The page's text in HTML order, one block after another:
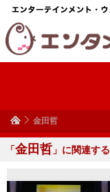
金田哲
「金田哲 」に関連する